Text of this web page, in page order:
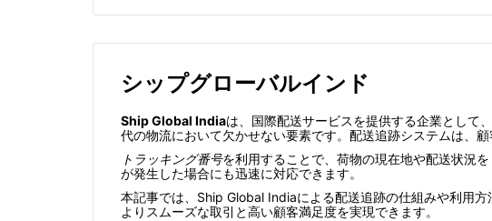
シップグローバルインド
Ship Global Indiaは、国際配送サービスを提供する企業として
代の物流において欠かせない要素です。配送追跡システムは、顧
トラッキング番号を利用することで、荷物の現在地や配送状況
が発生した場合にも迅速に対応できます。
本記事では、Ship Global Indiaによる配送追跡の仕組みや利用
よりスムーズな取引と高い顧客満足度を実現できます。